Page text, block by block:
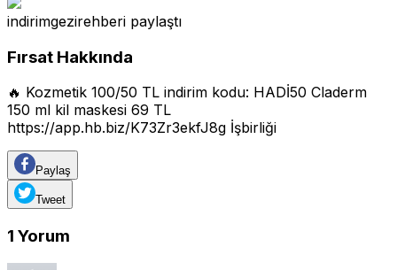
indirimgezirehberi paylaştı
Fırsat Hakkında
🔥 Kozmetik 100/50 TL indirim kodu: HADİ50 Claderm
150 ml kil maskesi 69 TL
https://app.hb.biz/K73Zr3ekfJ8g İşbirliği
Paylaş
Tweet
1 Yorum